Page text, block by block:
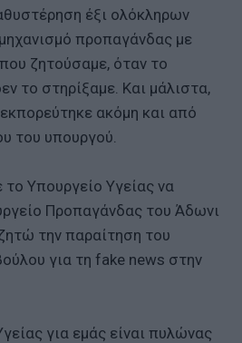
έξι ολόκληρων
προπαγάνδας με
ζητούσαμε, όταν το
το στηρίξαμε. Και μάλιστα,
ακόμη και από
του υπουργού.
Υπουργείο Υγείας να
Προπαγάνδας του Άδωνι
την παραίτηση του
για τη fake news στην
για εμάς είναι πυλώνας